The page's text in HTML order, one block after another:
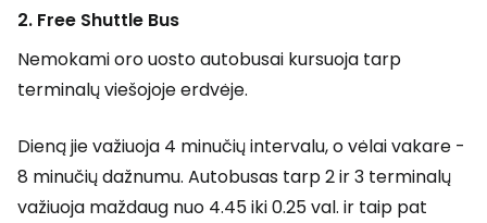
2. Free Shuttle Bus
Nemokami oro uosto autobusai kursuoja tarp
terminalų viešojoje erdvėje.
Dieną jie važiuoja 4 minučių intervalu, o vėlai vakare -
8 minučių dažnumu. Autobusas tarp 2 ir 3 terminalų
važiuoja maždaug nuo 4.45 iki 0.25 val. ir taip pat